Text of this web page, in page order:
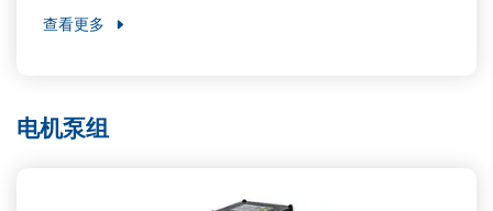
查看更多
电机泵组